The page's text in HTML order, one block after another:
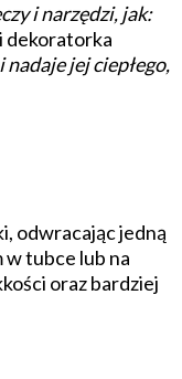
i narzędzi, jak:
dekoratorka
jej ciepłego,
odwracając jedną
tubce lub na
oraz bardziej